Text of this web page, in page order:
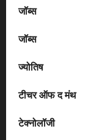
जॉब्स
जॉब्स
ज्योतिष
टीचर ऑफ द मंथ
टेक्नोलॉजी